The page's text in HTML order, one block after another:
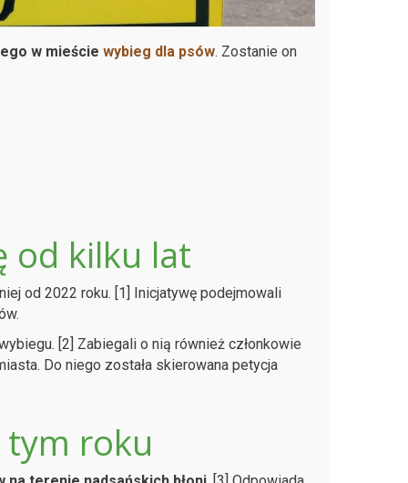
w mieście wybieg dla psów. Zostanie on
od kilku lat
od 2022 roku. [1] Inicjatywę podejmowali
[2] Zabiegali o nią również członkowie
Do niego została skierowana petycja
tym roku